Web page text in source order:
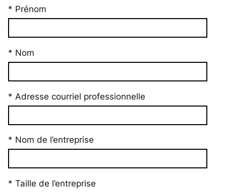
* Prénom
* Nom
* Adresse courriel professionnelle
* Nom de l’entreprise
* Taille de l’entreprise